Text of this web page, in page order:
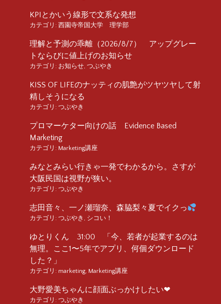
KPIとかいう線形で文系な発想
カテゴリ: 西園寺帝国大学 理学部
理解と予測の乖離（2026/8/7） アップグレー
トならびに値上げのお知らせ
カテゴリ: お知らせ, つぶやき
KISS OF LIFEのナッティの肌艶がツヤツヤして射
精しそうになる
カテゴリ: つぶやき
プロマーケター向けの話 Evidence Based
Marketing
カテゴリ: Marketing講座
みなとみらい行きゃ一発でわかるから。さすが
大阪民国は視野が狭い。
カテゴリ: つぶやき
志田音々、一ノ瀬瑠奈、森脇梨々夏でイクっ
カテゴリ: つぶやき , シコい！
ゆとりくん 31:00 「今、若者が起業するのは
無理。ここ1〜5年でアプリ、何個ダウンロード
した？」
カテゴリ: marketing, Marketing講座
大野愛美ちゃんに顔面ぶっかけしたい❤︎
カテゴリ: つぶやき